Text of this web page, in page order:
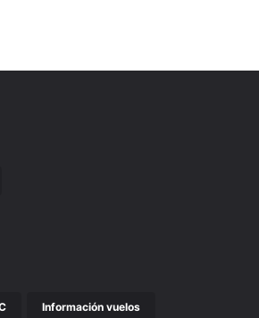
Información vuelos